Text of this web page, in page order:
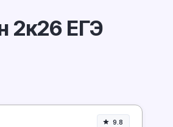
2к26 ЕГЭ
9.8